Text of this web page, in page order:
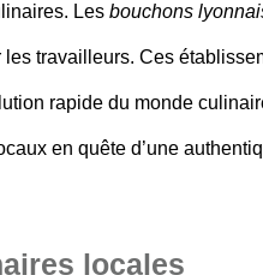
Les bouchons
travailleurs. Ces
rapide du monde
en quête d’une
locales